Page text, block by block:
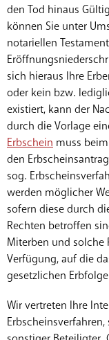
den Tod hinaus
können Sie unter
notariellen
sich hieraus Ihre
oder kein bzw.
existiert, kann der
durch die Vorlage
Erbschein muss
den
sog.
werden möglicher
sofern diese durch
Rechten betroffen
Miterben und solche
Verfügung, auf die
gesetzlichen
Wir vertreten Ihre